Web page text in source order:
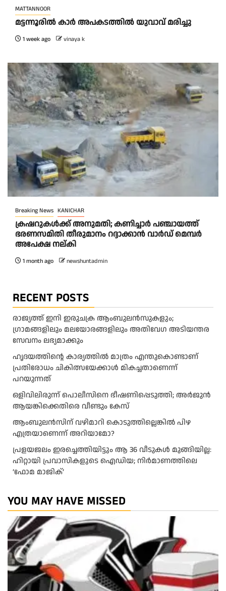
MATTANNOOR
മട്ടന്നൂരിൽ കാർ അപകടത്തിൽ യുവാവ് മരിച്ചു
1 week ago vinaya k
Breaking News KANICHAR
ക്രഷറുകൾക്ക് അനുമതി; കണിച്ചാർ പഞ്ചായത്ത്
ഭരണസമിതി തീരുമാനം റദ്ദാക്കാൻ വാർഡ് മെമ്പർ
അപേക്ഷ നല്കി
1 month ago newshuntadmin
RECENT POSTS
രാജ്യത്ത് ഇനി ഇരുചക്ര ആംബുലന്‍സുകളും;
ഗ്രാമങ്ങളിലും മലയോരങ്ങളിലും അതിവേഗ അടിയന്തര
സേവനം ലഭ്യമാക്കും
ഹൃദയത്തിന്റെ കാര്യത്തിൽ മാത്രം എന്തുകൊണ്ടാണ്
പ്രതിരോധം ചികിത്സയേക്കാൾ മികച്ചതാണെന്ന്
പറയുന്നത്
ഒളിവിലിരുന്ന് പൊലീസിനെ ഭീഷണിപ്പെടുത്തി; അർജുൻ
ആയങ്കിക്കെതിരെ വീണ്ടും കേസ്
ആംബുലന്‍സിന് വഴിമാറി കൊടുത്തില്ലെങ്കില്‍ പിഴ
എത്രയാണെന്ന് അറിയാമോ?
പ്രളയജലം ഇരച്ചെത്തിയിട്ടും ആ 36 വീടുകൾ മുങ്ങിയില്ല:
ഹിറ്റായി പ്രവാസികളുടെ ഐഡിയ; നിർമാണത്തിലെ
‘ഫോമ മാജിക്’
YOU MAY HAVE MISSED